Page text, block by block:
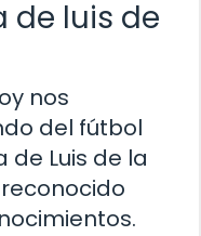
de luis de
nos
del fútbol
Luis de la